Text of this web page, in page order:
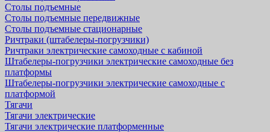
Столы подъемные
Столы подъемные передвижные
Столы подъемные стационарные
Ричтраки (штабелеры-погрузчики)
Ричтраки электрические самоходные с кабиной
Штабелеры-погрузчики электрические самоходные без
платформы
Штабелеры-погрузчики электрические самоходные с
платформой
Тягачи
Тягачи электрические
Тягачи электрические платформенные